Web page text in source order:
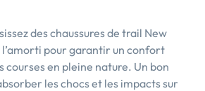
des chaussures de trail New
l’amorti pour garantir un confort
courses en pleine nature. Un bon
les chocs et les impacts sur